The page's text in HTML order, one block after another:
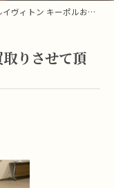
ヴィトン キーポルお買取りさせて頂きました✨
りさせて頂